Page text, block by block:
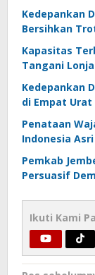
Kedepankan
Bersihkan
Kapasitas
Tangani
Kedepankan
di Empat Urat
Penataan
Indonesia
Pemkab
Persuasif
Ikuti Kami